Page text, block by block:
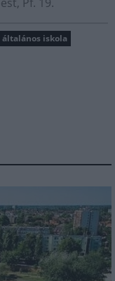
Pf. 19.
általános iskola